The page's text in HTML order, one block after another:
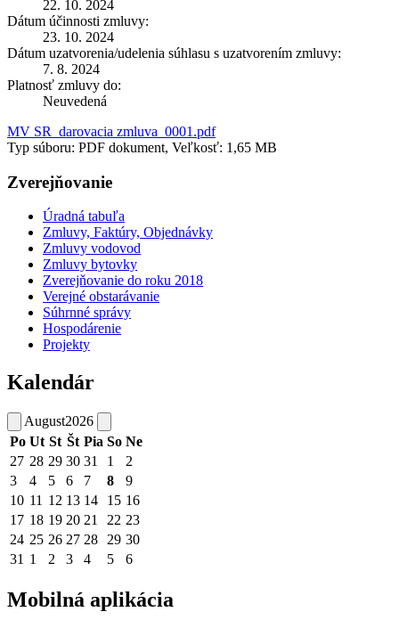
22. 10. 2024
Dátum účinnosti zmluvy:
23. 10. 2024
Dátum uzatvorenia/udelenia súhlasu s uzatvorením zmluvy:
7. 8. 2024
Platnosť zmluvy do:
Neuvedená
MV SR_darovacia zmluva_0001.pdf
Typ súboru: PDF dokument, Veľkosť: 1,65 MB
Zverejňovanie
Úradná tabuľa
Zmluvy, Faktúry, Objednávky
Zmluvy vodovod
Zmluvy bytovky
Zverejňovanie do roku 2018
Verejné obstarávanie
Súhrnné správy
Hospodárenie
Projekty
Kalendár
August2026
Po Ut St Št Pia So Ne
27 28 29 30 31 1
2
3
4 5 6 7 8
9
10 11 12 13 14 15 16
17 18 19 20 21 22 23
24 25 26 27 28 29 30
31 1 2 3 4 5 6
Mobilná aplikácia